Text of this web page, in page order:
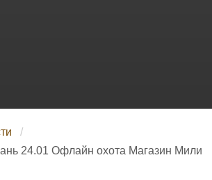
24.01 Офлайн охота Магазин Мили